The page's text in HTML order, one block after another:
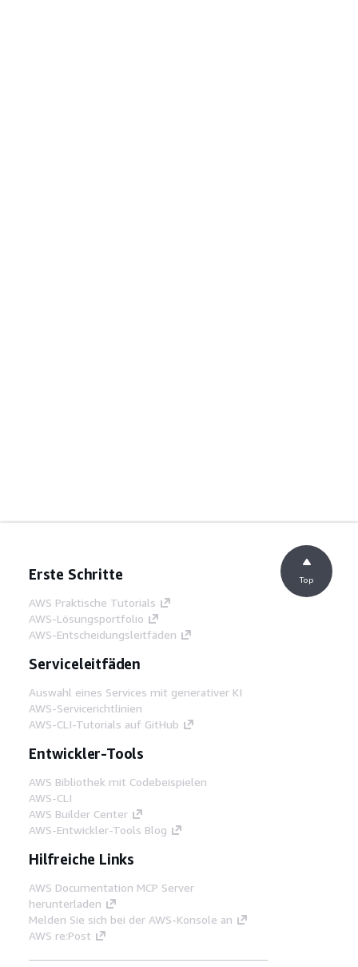
Erste Schritte
AWS Praktische Tutorials
AWS-Lösungsportfolio
AWS-Entscheidungsleitfäden
Serviceleitfäden
Auswahl eines Services mit generativer KI
AWS-Servicerichtlinien
AWS-CLI-Tutorials auf GitHub
Entwickler-Tools
AWS Bibliothek mit Codebeispielen
AWS-CLI
AWS Builder Center
AWS-Entwickler-Tools Blog
Hilfreiche Links
AWS Documentation MCP Server
herunterladen
Melden Sie sich bei der AWS-Konsole an
AWS re:Post
Top